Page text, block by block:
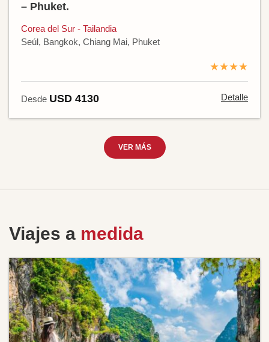
– Phuket.
Corea del Sur - Tailandia
Seúl, Bangkok, Chiang Mai, Phuket
★★★★
Desde USD 4130 Detalle
VER MÁS
Viajes a medida